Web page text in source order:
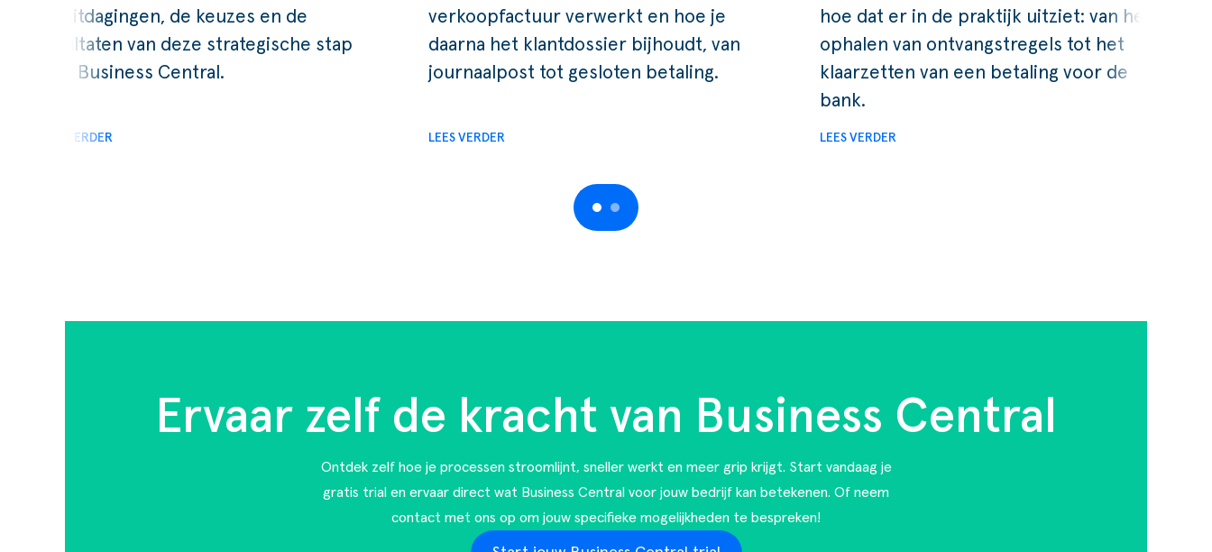
de uitdagingen, de keuzes en de
resultaten van deze strategische stap
naar Business Central.
LEES VERDER
verkoopfactuur verwerkt en hoe je
daarna het klantdossier bijhoudt, van
journaalpost tot gesloten betaling.
LEES VERDER
hoe dat er in de praktijk uitziet: van het
ophalen van ontvangstregels tot het
klaarzetten van een betaling voor de
bank.
LEES VERDER
Ervaar zelf de kracht van Business Central
Ontdek zelf hoe je processen stroomlijnt, sneller werkt en meer grip krijgt. Start vandaag je
gratis trial en ervaar direct wat Business Central voor jouw bedrijf kan betekenen. Of neem
contact met ons op om jouw specifieke mogelijkheden te bespreken!